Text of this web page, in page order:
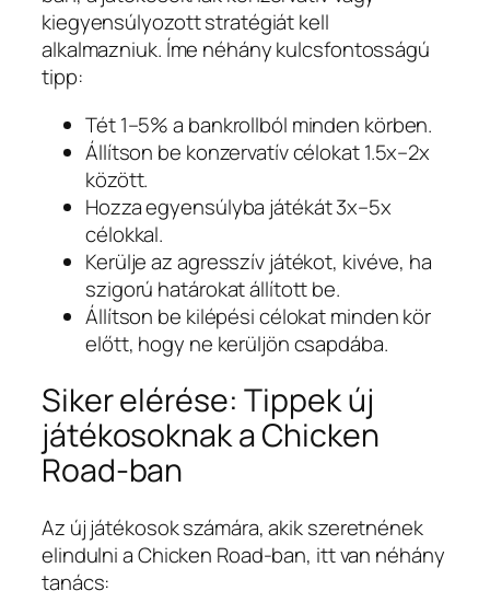
kiegyensúlyozott stratégiát kell
alkalmazniuk. Íme néhány kulcsfontosságú
tipp:
Tét 1–5% a bankrollból minden körben.
Állítson be konzervatív célokat 1.5x–2x
között.
Hozza egyensúlyba játékát 3x–5x
célokkal.
Kerülje az agresszív játékot, kivéve, ha
szigorú határokat állított be.
Állítson be kilépési célokat minden kör
előtt, hogy ne kerüljön csapdába.
Siker elérése: Tippek új
játékosoknak a Chicken
Road-ban
Az új játékosok számára, akik szeretnének
elindulni a Chicken Road-ban, itt van néhány
tanács: